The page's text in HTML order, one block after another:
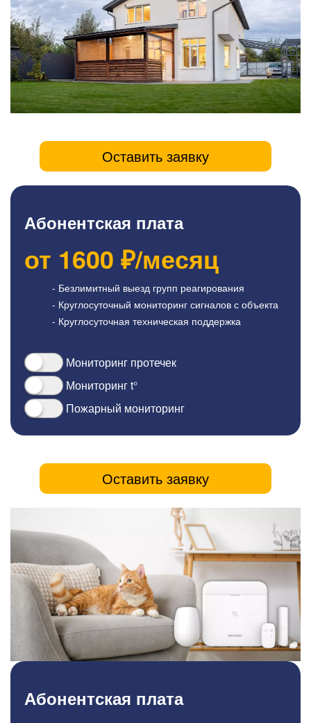
Оставить заявку
Абонентская плата
от 1600 ₽/месяц
- Безлимитный выезд групп реагирования
- Круглосуточный мониторинг сигналов с объекта
- Круглосуточная техническая поддержка
Мониторинг протечек
Мониторинг t°
Пожарный мониторинг
Оставить заявку
Абонентская плата